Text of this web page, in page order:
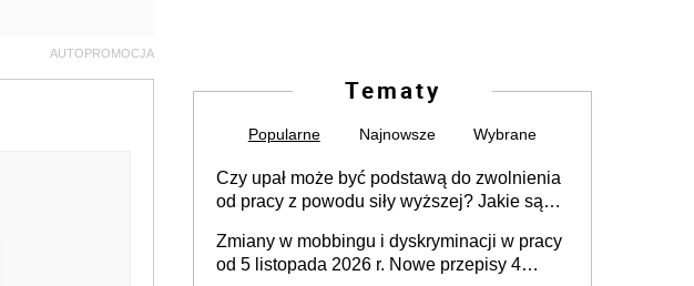
AUTOPROMOCJA
Tematy
Popularne Najnowsze Wybrane
Czy upał może być podstawą do zwolnienia
od pracy z powodu siły wyższej? Jakie są
Zmiany w mobbingu i dyskryminacji w pracy
od 5 listopada 2026 r. Nowe przepisy 4